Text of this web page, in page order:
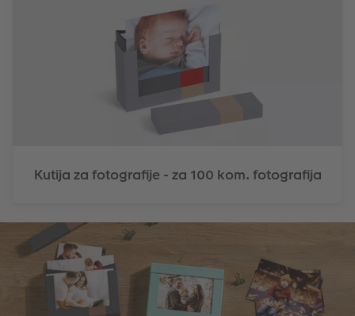
Kutija za fotografije - za 100 kom. fotografija